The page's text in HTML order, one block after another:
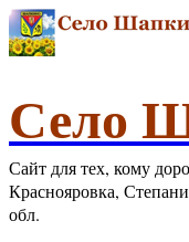
Село
Сайт для тех, кому
Краснояровка,
обл.